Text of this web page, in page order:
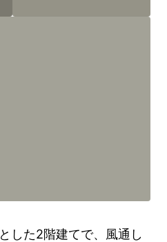
した2階建てで、風通し